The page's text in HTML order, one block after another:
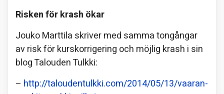
Risken för krash ökar
Jouko Marttila skriver med samma tongångar
av risk för kurskorrigering och möjlig krash i sin
blog Talouden Tulkki:
– http://taloudentulkki.com/2014/05/13/vaaran-